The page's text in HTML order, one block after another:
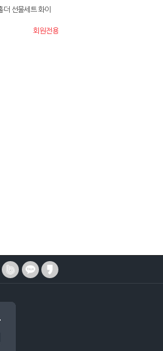
더 선물세트 화이
회원전용